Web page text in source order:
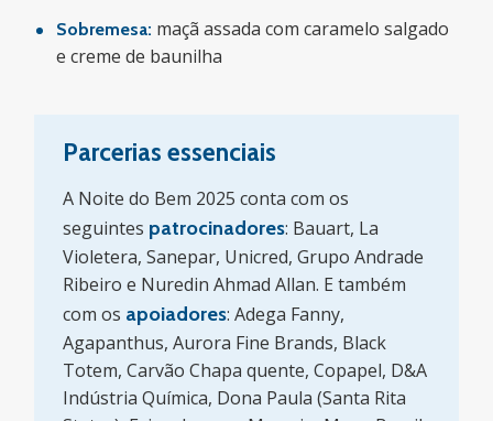
Sobremesa: maçã assada com caramelo salgado
e creme de baunilha
Parcerias essenciais
A Noite do Bem 2025 conta com os
seguintes patrocinadores: Bauart, La
Violetera, Sanepar, Unicred, Grupo Andrade
Ribeiro e Nuredin Ahmad Allan. E também
com os apoiadores:Adega Fanny,
Agapanthus, Aurora Fine Brands, Black
Totem, Carvão Chapa quente, Copapel, D&A
Indústria Química, Dona Paula (Santa Rita